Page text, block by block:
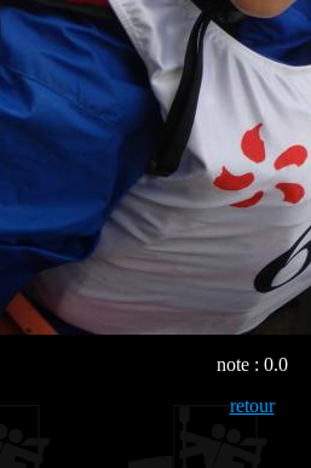
note : 0.0
retour